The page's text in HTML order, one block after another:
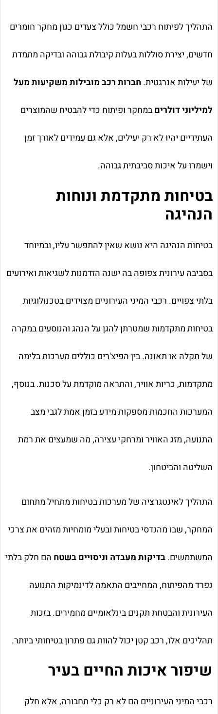
התהליך לפיתוח רכבי חשמל כולל צעדים כגון מחקר חומרים
חדשים, יצירת סוללות בעלות קיבולת גבוהה ובדיקה מתמדת
של יעילות אנרגטית.חברות רכב מובילות משקיעות מעל
למיליוני דולריםבמחקר ופיתוח כדי להבטיח שהמוצרים
העתידיים יהיו לא רק יעילים, אלא גם עמידים לאורך זמן
וישמרו על איכות סביבתית גבוהה.
בטיחות מתקדמת ונוחות
הנהיגה
בטיחות הנהיגה היא נושא שאין להתפשר עליו, ובמיוחד
בסביבה עירונית צפופה בה ישנה הזדמנות לשגיאות ואירועים
בלתי צפויים. רכבי המיני העירוניים מצוידים בטכנולוגיות
בטיחות מתקדמות שמטרתן להגן על הנהג והנוסעים במקרה
של תקלה או תאונה. בין הפיצ'רים כוללים מערכות בלימה
מתקדמות, כריות אוויר, והתראה מוקדמת על סכנות. בנוסף,
המערכות החכמות מספקות מידע בזמן אמת לגבי מצב
התנועה, מזג האוויר ומרחקי עצירה, מה שמעצים את רמת
השליטה והביטחון.
התהליך לאינטגרציה של מערכות בטיחות מתחיל מתחום
המחקר, שבו מהנדסי בטיחות ובעלי מומחיות מזהים את צרכי
המשתמשים.בדיקות מעבדה וניסויים בשטח הם חלק בלתי
נפרד מהפיתוח, המחייבים התאמה לדינמיקות התנועה
העירונית והבטחת תקנים בינלאומיים מחמירים. בזכות
תהליכים אלו, רכב קטן יכול להוות גם פתרון בטיחותי ביותר.
שיפור איכות החיים בעיר
רכבי המיני העירוניים הם לא רק כלי תחבורה, אלא חלק